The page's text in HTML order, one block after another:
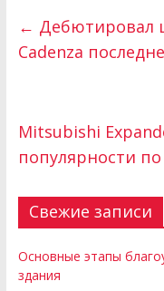
← Дебютировал
Cadenza
Mitsubishi
популярности
Свежие записи
Основные этапы
здания